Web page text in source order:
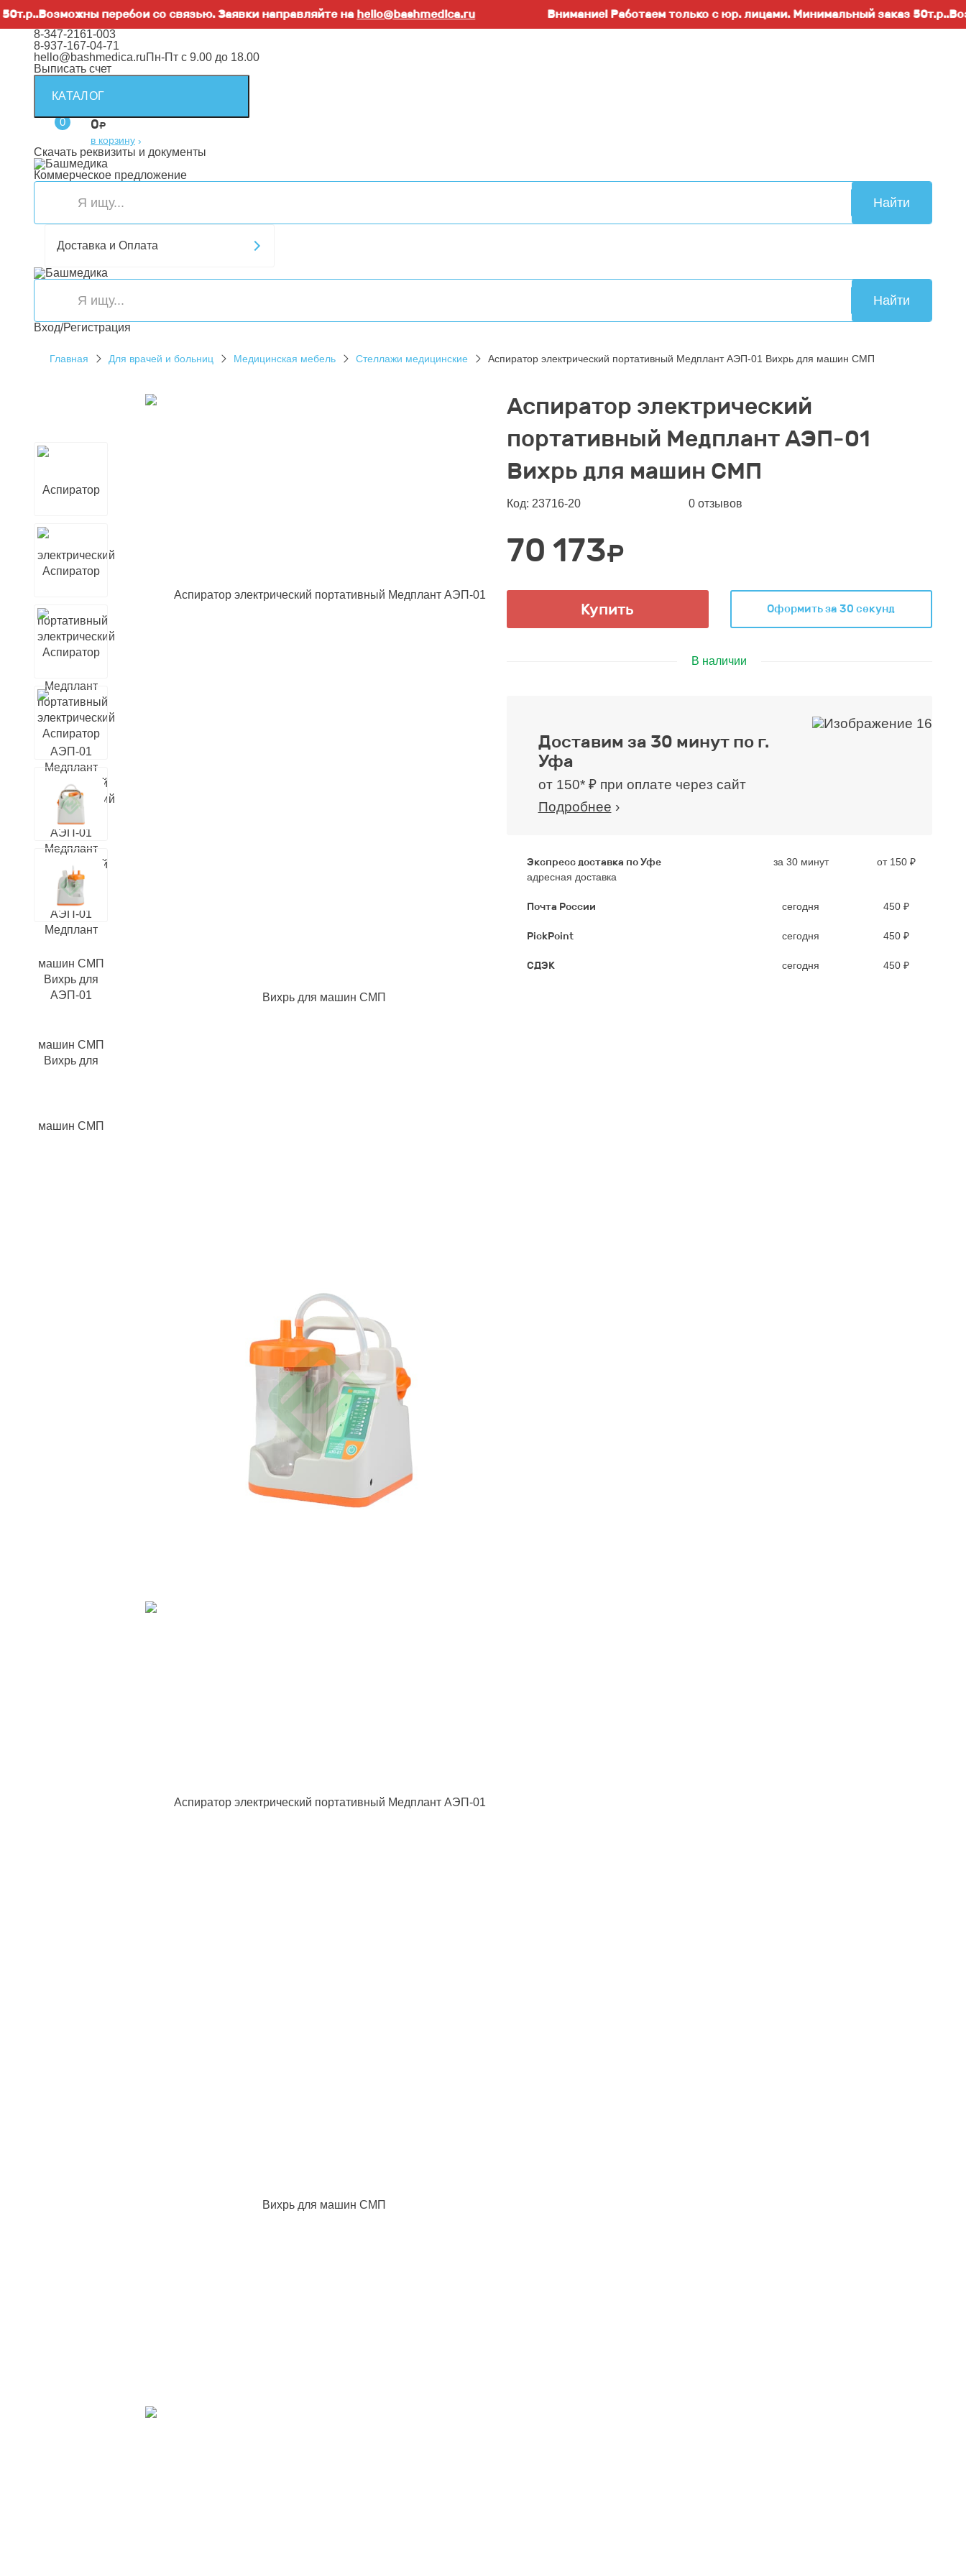
перебои со связью. Заявки направляйте наhello@bashmedica.ru Внимание! Работаем только с юр. лицами. Минимальный заказ
8-347-2161-003
8-937-167-04-71
hello@bashmedica.ruПн-Пт с 9.00 до 18.00
Выписать счет
КАТАЛОГ
0 0₽
в корзину ›
Скачать реквизиты и документы
Коммерческое предложение
Найти
Доставка и Оплата
Найти
Вход/Регистрация
Главная Для врачей и больниц Медицинская мебель Стеллажи медицинские Аспиратор электрический портативный Медплант АЭП-01 Вихрь для машин СМП
Аспиратор электрический
портативный Медплант АЭП-01
Вихрь для машин СМП
Код: 23716-20 0 отзывов
70 173₽
Купить Оформить за 30 секунд
В наличии
Доставим за 30 минут по г.
Уфа
от 150* ₽ при оплате через сайт
Подробнее ›
Экспресс доставка по Уфе
адресная доставка
за 30 минут от 150 ₽
Почта России сегодня 450 ₽
PickPoint сегодня 450 ₽
СДЭК сегодня 450 ₽